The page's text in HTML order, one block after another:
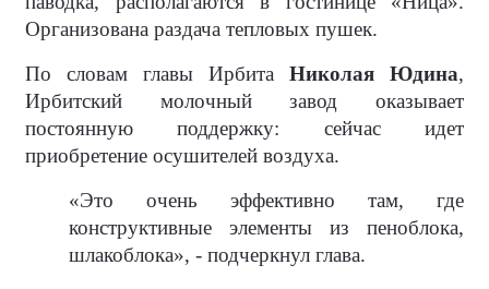
Организована раздача тепловых пушек.
По словам главы Ирбита Николая Юдина,
Ирбитский молочный завод оказывает
постоянную поддержку: сейчас идет
приобретение осушителей воздуха.
«Это очень эффективно там, где
конструктивные элементы из пеноблока,
шлакоблока», - подчеркнул глава.